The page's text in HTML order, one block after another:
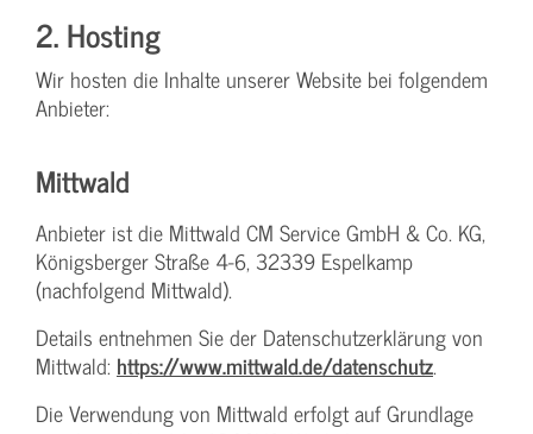
2. Hosting
Wir hosten die Inhalte unserer Website bei folgendem
Anbieter:
Mittwald
Anbieter ist die Mittwald CM Service GmbH & Co. KG,
Königsberger Straße 4-6, 32339 Espelkamp
(nachfolgend Mittwald).
Details entnehmen Sie der Datenschutzerklärung von
Mittwald: https://www.mittwald.de/datenschutz.
Die Verwendung von Mittwald erfolgt auf Grundlage